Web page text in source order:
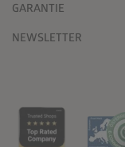
GARANTIE
NEWSLETTER